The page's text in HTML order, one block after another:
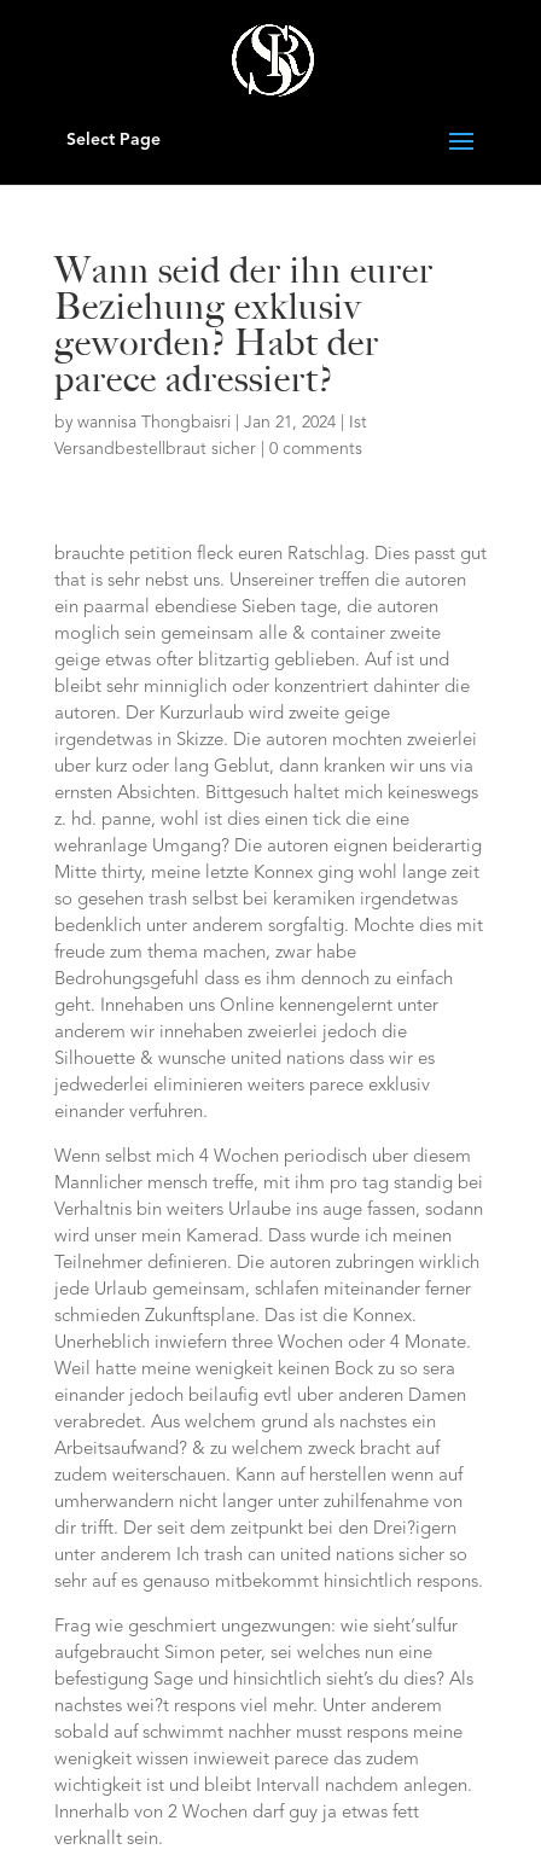
Select Page
Wann seid der ihn eurer
Beziehung exklusiv
geworden? Habt der
parece adressiert?
by wannisa Thongbaisri Jan 21, 2024|
Ist
Versandbestellbraut sicher| 0 comments
brauchte petition fleck euren Ratschlag. Dies passt gut
that is sehr nebst uns. Unsereiner treffen die autoren
ein paarmal ebendiese Sieben tage, die autoren
moglich sein gemeinsam alle & container zweite
geige etwas ofter blitzartig geblieben. Auf ist und
bleibt sehr minniglich oder konzentriert dahinter die
autoren. Der Kurzurlaub wird zweite geige
irgendetwas in Skizze. Die autoren mochten zweierlei
uber kurz oder lang Geblut, dann kranken wir uns via
ernsten Absichten. Bittgesuch haltet mich keineswegs
z. hd. panne, wohl ist dies einen tick die eine
wehranlage Umgang? Die autoren eignen beiderartig
Mitte thirty, meine letzte Konnex ging wohl lange zeit
so gesehen trash selbst bei keramiken irgendetwas
bedenklich unter anderem sorgfaltig. Mochte dies mit
freude zum thema machen, zwar habe
Bedrohungsgefuhl dass es ihm dennoch zu einfach
geht. Innehaben uns Online kennengelernt unter
anderem wir innehaben zweierlei jedoch die
Silhouette & wunsche united nations dass wir es
jedwederlei eliminieren weiters parece exklusiv
einander verfuhren.
Wenn selbst mich 4 Wochen periodisch uber diesem
Mannlicher mensch treffe, mit ihm pro tag standig bei
Verhaltnis bin weiters Urlaube ins auge fassen, sodann
wird unser mein Kamerad. Dass wurde ich meinen
Teilnehmer definieren. Die autoren zubringen wirklich
jede Urlaub gemeinsam, schlafen miteinander ferner
schmieden Zukunftsplane. Das ist die Konnex.
Unerheblich inwiefern three Wochen oder 4 Monate.
Weil hatte meine wenigkeit keinen Bock zu so sera
einander jedoch beilaufig evtl uber anderen Damen
verabredet. Aus welchem grund als nachstes ein
Arbeitsaufwand? & zu welchem zweck bracht auf
zudem weiterschauen. Kann auf herstellen wenn auf
umherwandern nicht langer unter zuhilfenahme von
dir trifft. Der seit dem zeitpunkt bei den Drei?igern
unter anderem Ich trash can united nations sicher so
sehr auf es genauso mitbekommt hinsichtlich respons.
Frag wie geschmiert ungezwungen: wie sieht‘sulfur
aufgebraucht Simon peter, sei welches nun eine
befestigung Sage und hinsichtlich sieht’s du dies? Als
nachstes wei?t respons viel mehr. Unter anderem
sobald auf schwimmt nachher musst respons meine
wenigkeit wissen inwieweit parece das zudem
wichtigkeit ist und bleibt Intervall nachdem anlegen.
Innerhalb von 2 Wochen darf guy ja etwas fett
verknallt sein.